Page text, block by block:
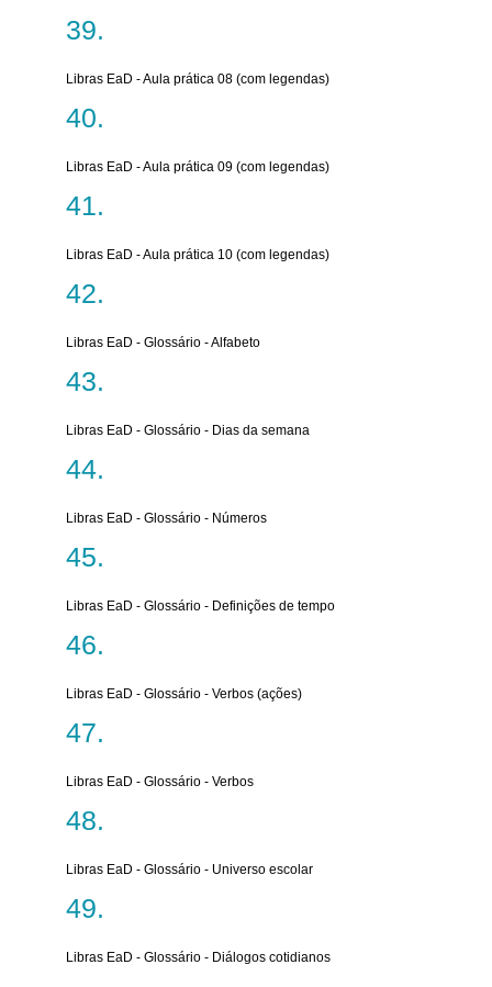
Libras EaD - Aula prática 08 (com legendas)
Libras EaD - Aula prática 09 (com legendas)
Libras EaD - Aula prática 10 (com legendas)
Libras EaD - Glossário - Alfabeto
Libras EaD - Glossário - Dias da semana
Libras EaD - Glossário - Números
Libras EaD - Glossário - Definições de tempo
Libras EaD - Glossário - Verbos (ações)
Libras EaD - Glossário - Verbos
Libras EaD - Glossário - Universo escolar
Libras EaD - Glossário - Diálogos cotidianos